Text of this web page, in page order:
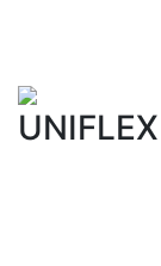
UNIFLEX